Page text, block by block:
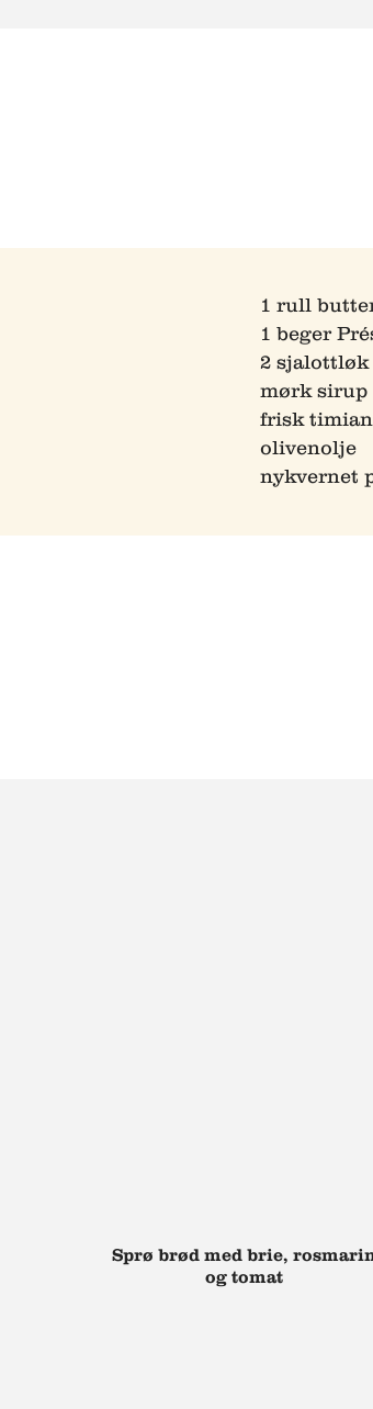
1 rull
1 beger
2
mørk sirup
frisk timian
olivenolje
nykvernet
Sprø brød med brie,
og tomat